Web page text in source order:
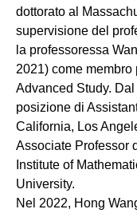
dottorato al
supervisione del
la professoressa
2021) come membro
Advanced Study.
posizione di
California, Los
Associate Professor
Institute of
University.
Nel 2022, Hong